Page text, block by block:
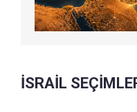
İSRAİL